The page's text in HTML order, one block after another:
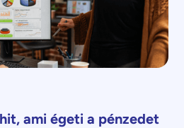
ami égeti a pénzedet